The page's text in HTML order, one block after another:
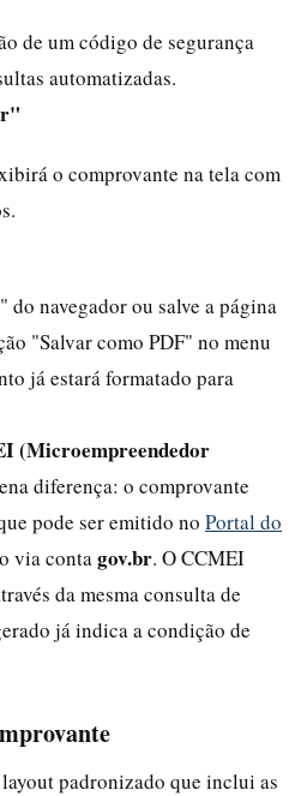
de um código de segurança
automatizadas.
o comprovante na tela com
navegador ou salve a página
"Salvar como PDF" no menu
já estará formatado para
(Microempreendedor
diferença: o comprovante
pode ser emitido no Portal do
via conta gov.br. O CCMEI
da mesma consulta de
já indica a condição de
padronizado que inclui as